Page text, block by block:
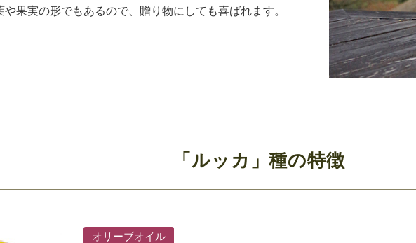
や果実の形でもあるので、贈り物にしても喜ばれます。
「ルッカ」種の特徴
オリーブオイル